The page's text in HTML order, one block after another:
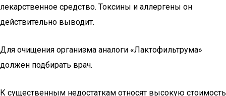
лекарственное средство. Токсины и аллергены он
действительно выводит.
Для очищения организма аналоги «Лактофильтрума»
должен подбирать врач.
К существенным недостаткам относят высокую стоимость